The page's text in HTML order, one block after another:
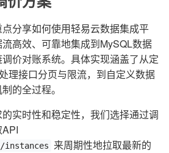
分享如何使用轻易云数据集成平
高效、可靠地集成到MySQL数据
价对账系统。具体实现涵盖了从定
理接口分页与限流，到自定义数据
的全过程。
实时性和稳定性，我们选择通过调
instances
来周期性地拉取最新的